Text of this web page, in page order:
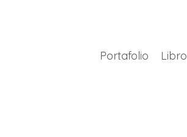
Portafolio Libro